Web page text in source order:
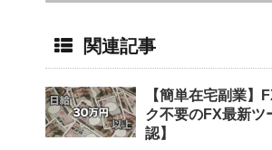
関連記事
【簡単在宅副業】
ク不要のFX最新ツ
認】